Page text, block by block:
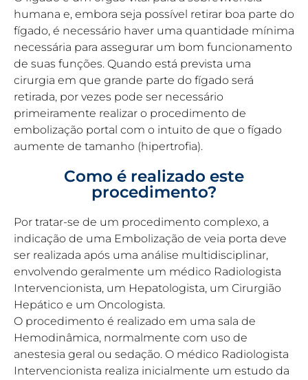
humana e, embora seja possível retirar boa parte do
fígado, é necessário haver uma quantidade mínima
necessária para assegurar um bom funcionamento
de suas funções. Quando está prevista uma
cirurgia em que grande parte do fígado será
retirada, por vezes pode ser necessário
primeiramente realizar o procedimento de
embolização portal com o intuito de que o fígado
aumente de tamanho (hipertrofia).
Como é realizado este
procedimento?
Por tratar-se de um procedimento complexo, a
indicação de uma Embolização de veia porta deve
ser realizada após uma análise multidisciplinar,
envolvendo geralmente um médico Radiologista
Intervencionista, um Hepatologista, um Cirurgião
Hepático e um Oncologista.
O procedimento é realizado em uma sala de
Hemodinâmica, normalmente com uso de
anestesia geral ou sedação. O médico Radiologista
Intervencionista realiza inicialmente um estudo da